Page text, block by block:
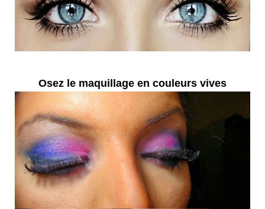
Osez le maquillage en couleurs vives